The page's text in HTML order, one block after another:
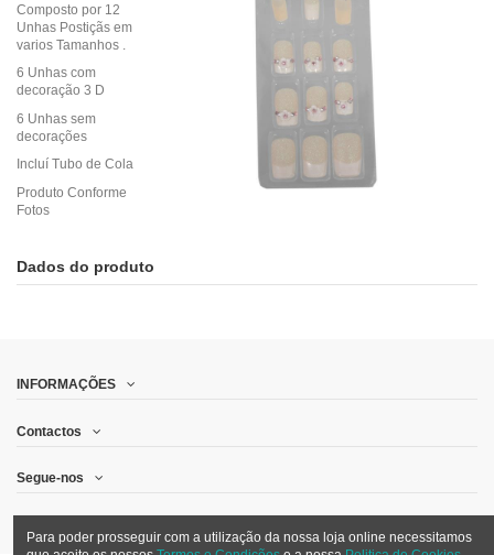
Composto por 12
Unhas Postiçãs em
varios Tamanhos .
6 Unhas com
decoração 3 D
6 Unhas sem
decorações
Incluí Tubo de Cola
Produto Conforme
Fotos
Dados do produto
INFORMAÇÕES
Contactos
Segue-nos
Para poder prosseguir com a utilização da nossa loja online necessitamos